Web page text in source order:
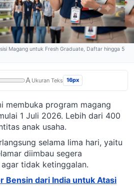
Magang untuk Fresh Graduate, Daftar hingga 5
A Ukuran Teks 16px
membuka program magang
1 Juli 2026. Lebih dari 400
anak usaha.
selama lima hari, yaitu
diimbau segera
tidak ketinggalan.
Bensin dari India untuk Atasi